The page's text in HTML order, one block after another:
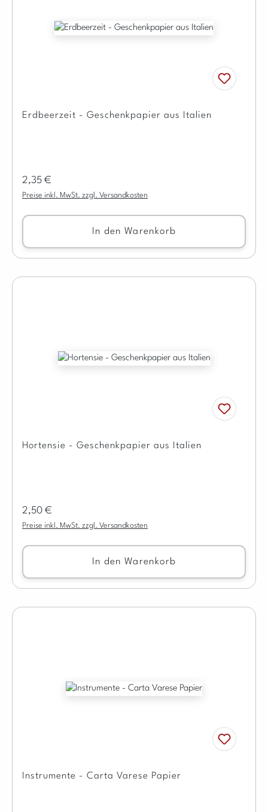
Erdbeerzeit - Geschenkpapier aus Italien
Regulärer Preis:
2,35 €
Preise inkl. MwSt. zzgl. Versandkosten
In den Warenkorb
Hortensie - Geschenkpapier aus Italien
Regulärer Preis:
2,50 €
Preise inkl. MwSt. zzgl. Versandkosten
In den Warenkorb
Instrumente - Carta Varese Papier